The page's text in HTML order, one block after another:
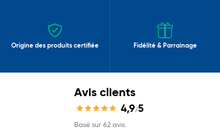
Origine des produits certifiée Fidélité & Parrainage
Avis clients
4,9/5
Basé sur 62 avis.